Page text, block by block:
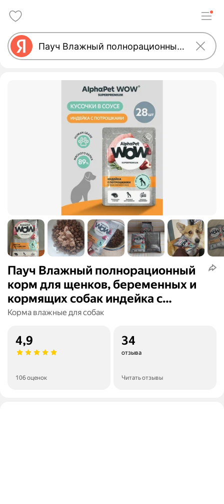
Пауч Влажный полнорационный
корм для щенков, беременных и
кормящих собак индейка с
потрошками нежные ломтики в
Superpremium, 85 г
Корма влажные для собак
4,9
106 оценок
34
отзыва
Читать отзывы